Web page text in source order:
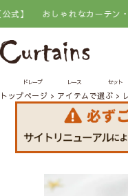
しゃれなカーテン・オーダー
ドレープ レース セット
トップページ アイテムで選ぶ